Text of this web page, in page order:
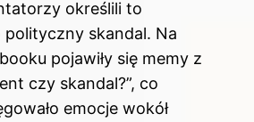
określili to
skandal. Na
pojawiły się memy z
czy skandal?”, co
emocje wokół